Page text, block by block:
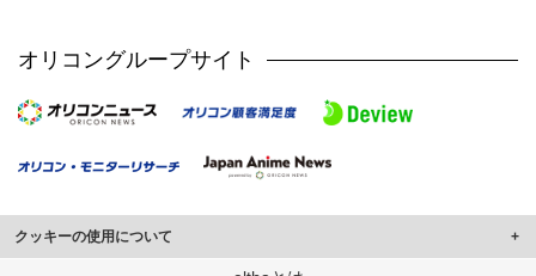
オリコングループサイト
クッキーの使用について